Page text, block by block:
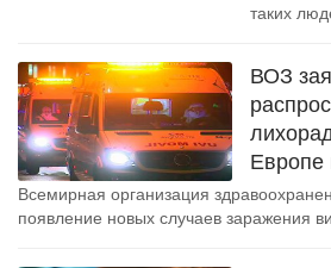
таких
ВОЗ
Европе
Всемирная организация
появление новых случаев заражения